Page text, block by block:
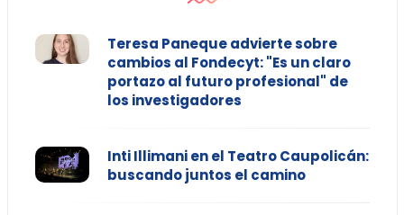
Teresa Paneque advierte sobre
cambios al Fondecyt: "Es un claro
portazo al futuro profesional" de
los investigadores
Inti Illimani en el Teatro Caupolicán:
buscando juntos el camino